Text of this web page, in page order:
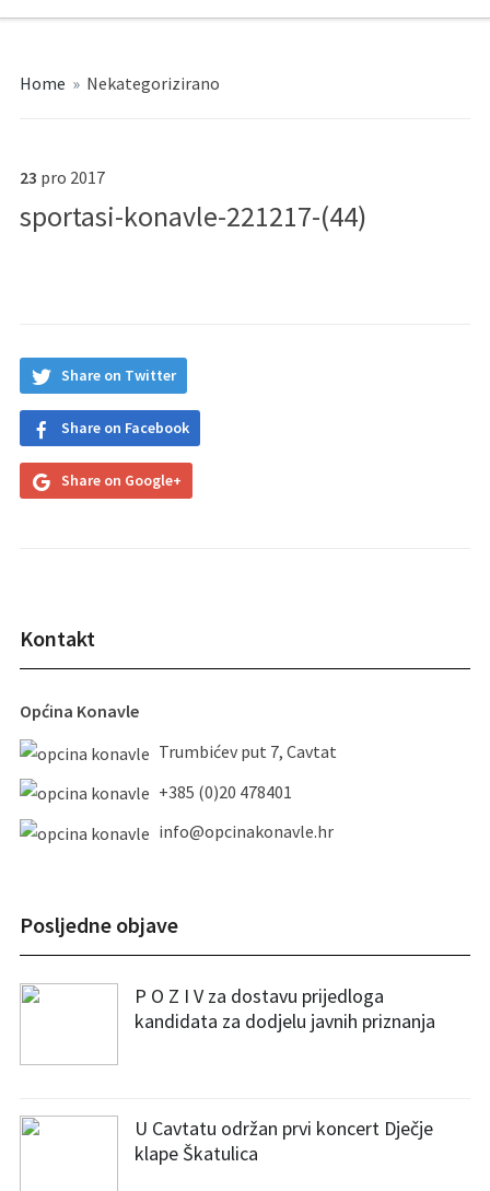
Home » Nekategorizirano
23 pro 2017
sportasi-konavle-221217-(44)
Share on Twitter
Share on Facebook
Share on Google+
Kontakt
Općina Konavle
Trumbićev put 7, Cavtat
+385 (0)20 478401
info@opcinakonavle.hr
Posljedne objave
P O Z I V za dostavu prijedloga
kandidata za dodjelu javnih priznanja
U Cavtatu održan prvi koncert Dječje
klape Škatulica